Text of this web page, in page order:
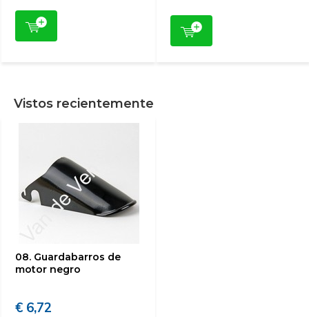
Vistos recientemente
08. Guardabarros de
motor negro
€ 6,72